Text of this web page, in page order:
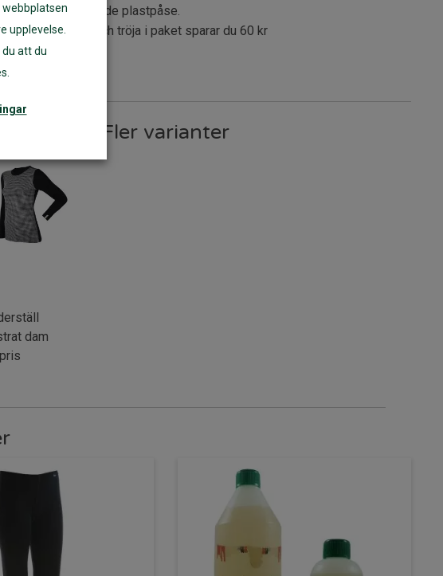
i en tättslutande plastpåse.
långkalsonger och tröja i paket sparar du 60 kr
Fler varianter
dam
upplevelse.
att du